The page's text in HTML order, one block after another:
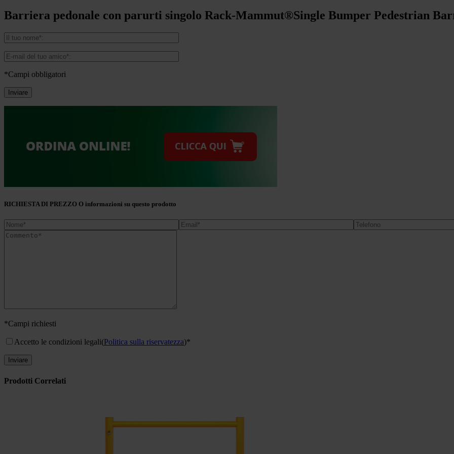
Barriera pedonale con parurti singolo Rack-Mammut®Single Bumper Pedestrian
*Campi obbligatori
RICHIESTA DI PREZZO O informazioni su questo prodotto
*Campi richiesti
Accetto le condizioni legali(Politica sulla riservatezza)*
Prodotti Correlati